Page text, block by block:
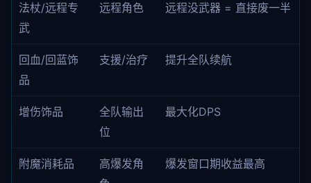
法杖/远程专
武
远程角色 远程没武器 = 直接废一半
回血/回蓝饰
品
支援/治疗 提升全队续航
增伤饰品
全队输出
位
最大化DPS
附魔消耗品
高爆发角
爆发窗口期收益最高